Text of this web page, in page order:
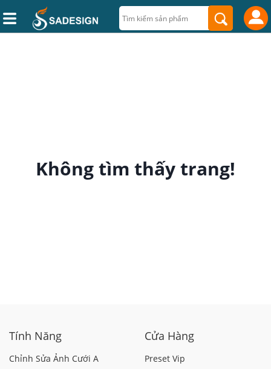
Không tìm thấy trang!
Tính Năng
Chỉnh Sửa Ảnh Cưới A
Cửa Hàng
Preset Vip